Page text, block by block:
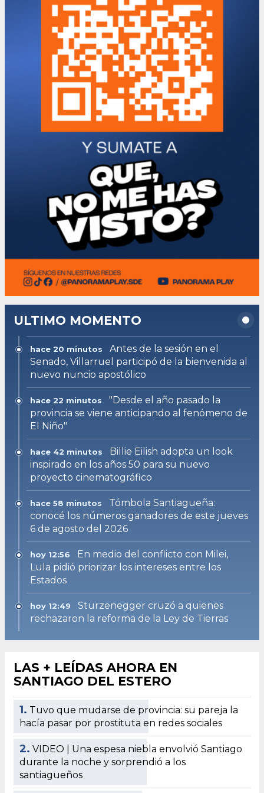
ULTIMO MOMENTO
hace 20 minutos
Antes de la sesión en el
Senado, Villarruel participó de la bienvenida al
nuevo nuncio apostólico
hace 22 minutos
"Desde el año pasado la
provincia se viene anticipando al fenómeno de
El Niño"
hace 42 minutos
Billie Eilish adopta un look
inspirado en los años 50 para su nuevo
proyecto cinematográfico
hace 58 minutos
Tómbola Santiagueña:
conocé los números ganadores de este jueves
6 de agosto del 2026
hoy 12:56
En medio del conflicto con Milei,
Lula pidió priorizar los intereses entre los
Estados
hoy 12:49
Sturzenegger cruzó a quienes
rechazaron la reforma de la Ley de Tierras
LAS + LEÍDAS AHORA EN
SANTIAGO DEL ESTERO
1. Tuvo que mudarse de provincia: su pareja la
hacía pasar por prostituta en redes sociales
2. VIDEO | Una espesa niebla envolvió Santiago
durante la noche y sorprendió a los
santiagueños